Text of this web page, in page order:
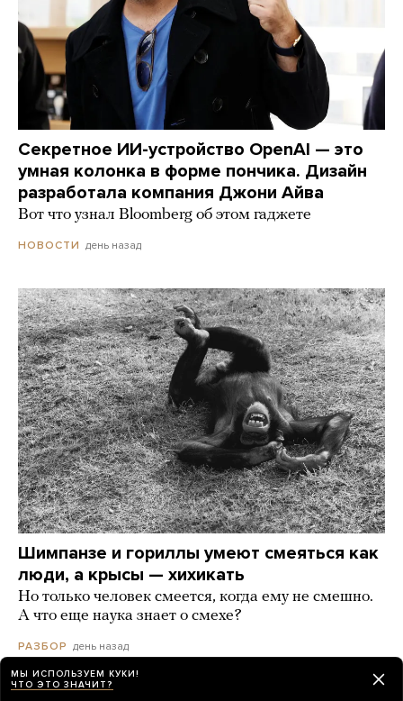
Секретное ИИ-устройство OpenAI — это
умная колонка в форме пончика. Дизайн
разработала компания Джони Айва
Вот что узнал Bloomberg об этом гаджете
НОВОСТИ день назад
Шимпанзе и гориллы умеют смеяться как
люди, а крысы — хихикать
Но только человек смеется, когда ему не смешно.
А что еще наука знает о смехе?
РАЗБОР день назад
МЫ ИСПОЛЬЗУЕМ КУКИ!
ЧТО ЭТО ЗНАЧИТ?